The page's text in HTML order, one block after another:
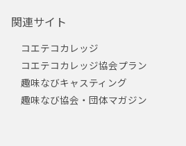
関連サイト
コエテコカレッジ
コエテコカレッジ協会プラン
趣味なびキャスティング
趣味なび協会・団体マガジン